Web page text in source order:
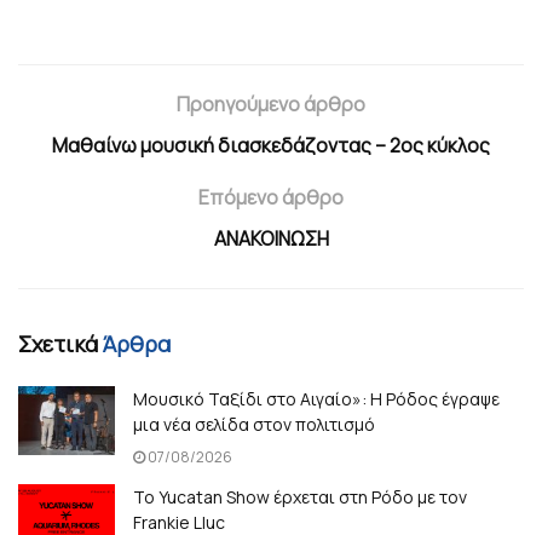
Προηγούμενο άρθρο
Μαθαίνω μουσική διασκεδάζοντας – 2ος κύκλος
Επόμενο άρθρο
ΑΝΑΚΟΙΝΩΣΗ
ΣχετικάΆρθρα
Μουσικό Ταξίδι στο Αιγαίο»: Η Ρόδος έγραψε
μια νέα σελίδα στον πολιτισμό
07/08/2026
Το Yucatan Show έρχεται στη Ρόδο με τον
Frankie Lluc